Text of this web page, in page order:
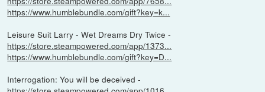
https://www.humblebundle.com/gift?key=k...
Leisure Suit Larry - Wet Dreams Dry Twice -
https://store.steampowered.com/app/1373...
https://www.humblebundle.com/gift?key=D...
Interrogation: You will be deceived -